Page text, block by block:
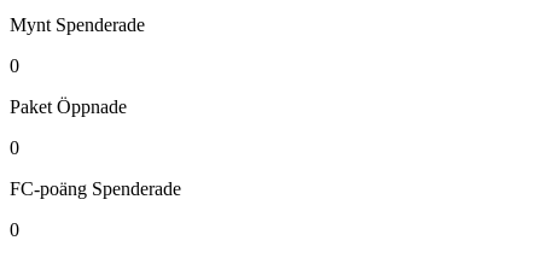
Mynt Spenderade
0
Paket Öppnade
0
FC-poäng Spenderade
0